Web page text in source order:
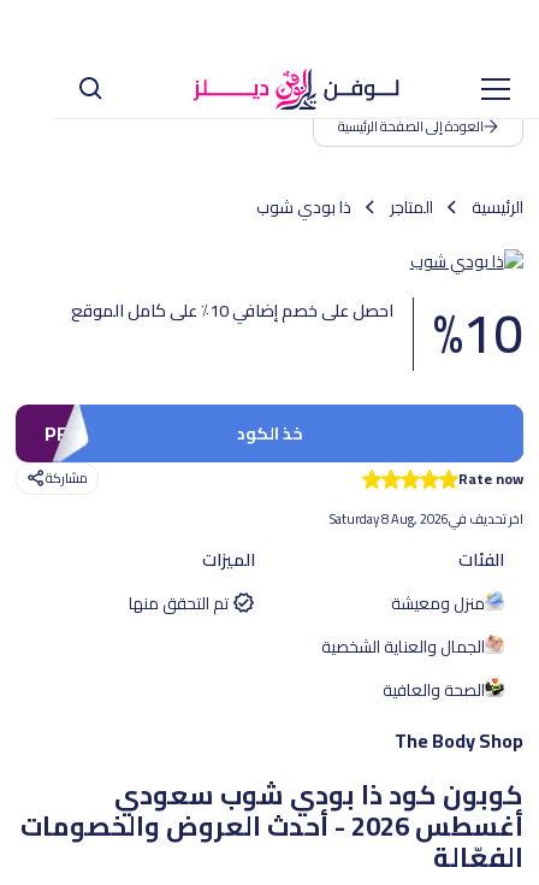
العودة إلى الصفحة الرئيسية
الرئيسية المتاجر ذا بودي شوب
10
% احصل على خصم إضافي 10٪ على كامل الموقع
PF1 خذ الكود
Rate now
مشاركة
اخر تحديف فيSaturday 8 Aug, 2026
الفئات
منزل ومعيشة
الجمال والعناية الشخصية
الصحة والعافية
الميزات
تم التحقق منها
The Body Shop
كوبون كود ذا بودي شوب سعودي
أغسطس 2026 - أحدث العروض والخصومات
الفعّالة